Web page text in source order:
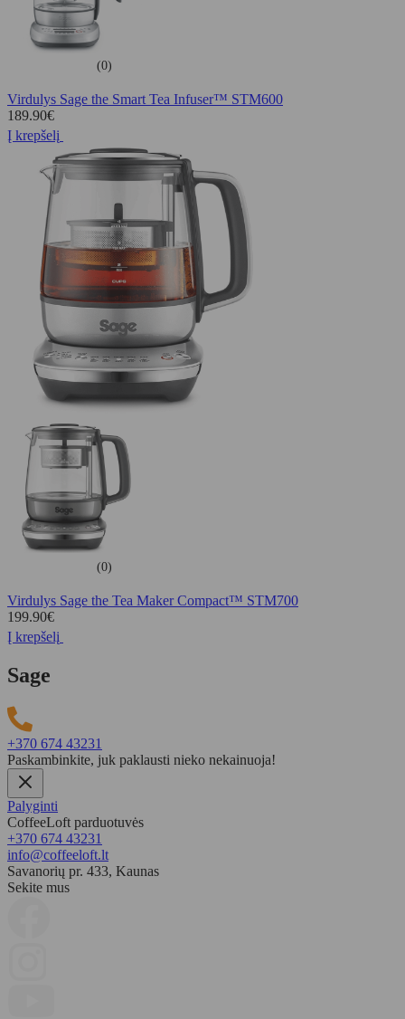
(0)
Virdulys Sage the Smart Tea Infuser™ STM600
189.90€
Į krepšelį
(0)
Virdulys Sage the Tea Maker Compact™ STM700
199.90€
Į krepšelį
Sage
+370 674 43231
Paskambinkite, juk paklausti nieko nekainuoja!
Palyginti
CoffeeLoft parduotuvės
+370 674 43231
info@coffeeloft.lt
Savanorių pr. 433, Kaunas
Sekite mus